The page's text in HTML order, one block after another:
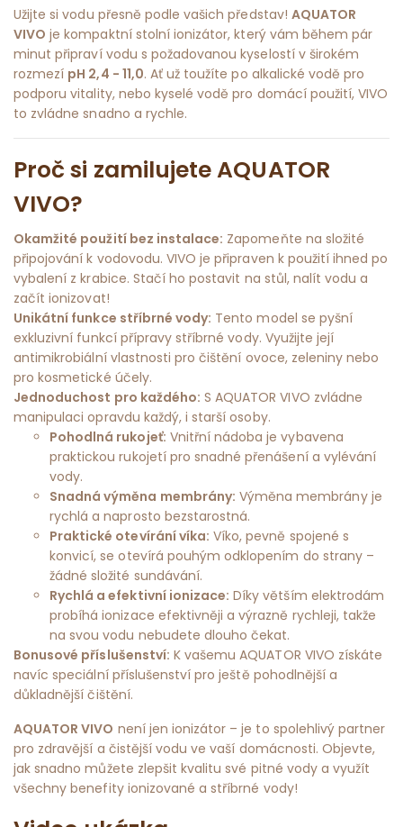
Užijte si vodu přesně podle vašich představ! AQUATOR
VIVO je kompaktní stolní ionizátor, který vám během pár
minut připraví vodu s požadovanou kyselostí v širokém
rozmezí pH 2,4 - 11,0. Ať už toužíte po alkalické vodě pro
podporu vitality, nebo kyselé vodě pro domácí použití, VIVO
to zvládne snadno a rychle.
Proč si zamilujete AQUATOR
VIVO?
Okamžité použití bez instalace: Zapomeňte na složité
připojování k vodovodu. VIVO je připraven k použití ihned po
vybalení z krabice. Stačí ho postavit na stůl, nalít vodu a
začít ionizovat!
Unikátní funkce stříbrné vody: Tento model se pyšní
exkluzivní funkcí přípravy stříbrné vody. Využijte její
antimikrobiální vlastnosti pro čištění ovoce, zeleniny nebo
pro kosmetické účely.
Jednoduchost pro každého: S AQUATOR VIVO zvládne
manipulaci opravdu každý, i starší osoby.
Pohodlná rukojeť: Vnitřní nádoba je vybavena
praktickou rukojetí pro snadné přenášení a vylévání
vody.
Snadná výměna membrány: Výměna membrány je
rychlá a naprosto bezstarostná.
Praktické otevírání víka: Víko, pevně spojené s
konvicí, se otevírá pouhým odklopením do strany –
žádné složité sundávání.
Rychlá a efektivní ionizace: Díky větším elektrodám
probíhá ionizace efektivněji a výrazně rychleji, takže
na svou vodu nebudete dlouho čekat.
Bonusové příslušenství: K vašemu AQUATOR VIVO získáte
navíc speciální příslušenství pro ještě pohodlnější a
důkladnější čištění.
AQUATOR VIVO není jen ionizátor – je to spolehlivý partner
pro zdravější a čistější vodu ve vaší domácnosti. Objevte,
jak snadno můžete zlepšit kvalitu své pitné vody a využít
všechny benefity ionizované a stříbrné vody!